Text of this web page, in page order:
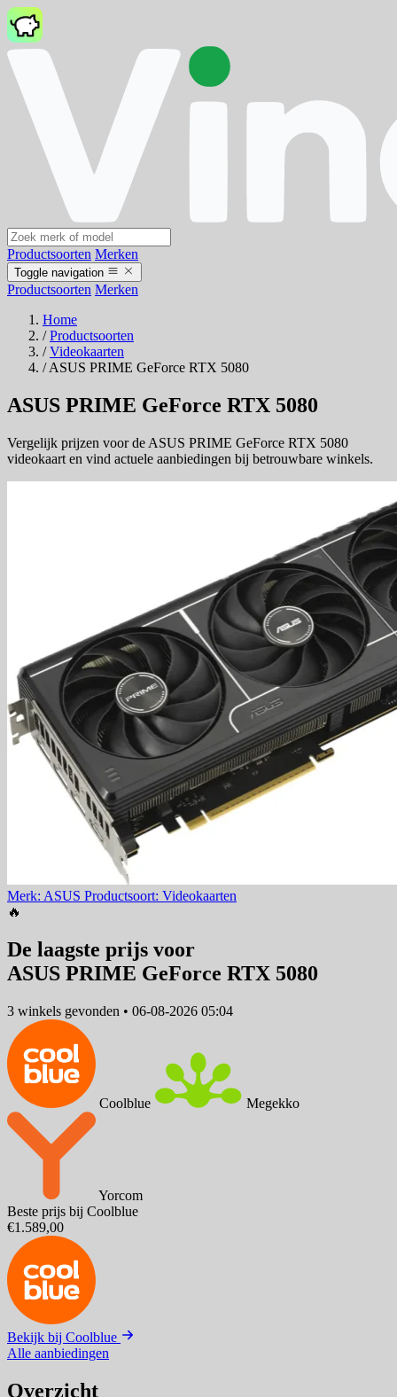
Productsoorten Merken
Toggle navigation
Productsoorten Merken
Home
/ Productsoorten
/ Videokaarten
/ ASUS PRIME GeForce RTX 5080
ASUS PRIME GeForce RTX 5080
Vergelijk prijzen voor de ASUS PRIME GeForce RTX 5080
videokaart en vind actuele aanbiedingen bij betrouwbare winkels.
Merk: ASUS Productsoort: Videokaarten
🔥
De laagste prijs voor
ASUS PRIME GeForce RTX 5080
3 winkels gevonden • 06-08-2026 05:04
Coolblue Megekko
Yorcom
Beste prijs bij Coolblue
€1.589,00
Bekijk bij Coolblue
Alle aanbiedingen
Overzicht